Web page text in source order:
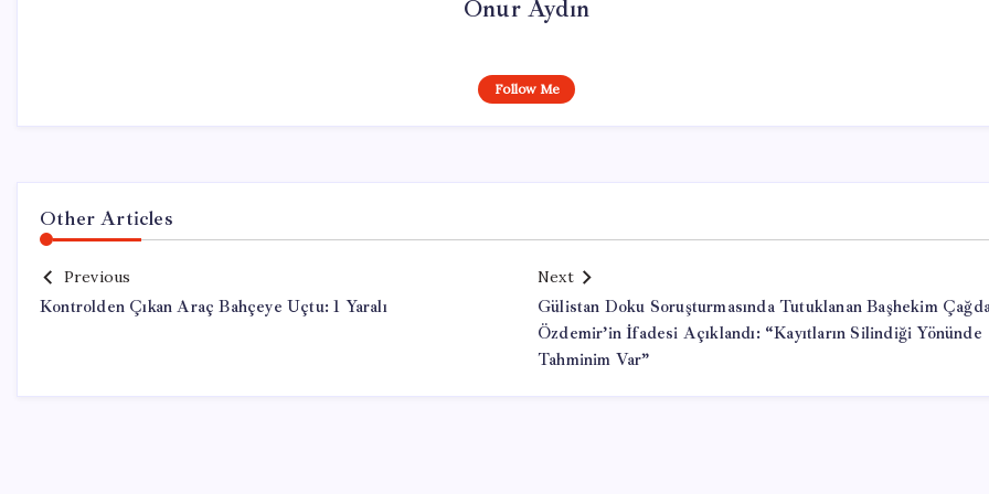
Onur Aydın
Follow Me
Other Articles
Previous
Kontrolden Çıkan Araç Bahçeye Uçtu: 1 Yaralı
Next
Gülistan Doku Soruşturmasında Tutuklanan Başhekim
Özdemir’in İfadesi Açıklandı: “Kayıtların Silindiği Yönünde
Tahminim Var”